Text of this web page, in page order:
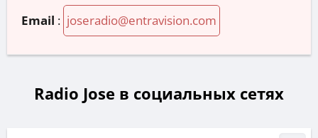
Email : joseradio@entravision.com
Radio Jose в социальных сетях